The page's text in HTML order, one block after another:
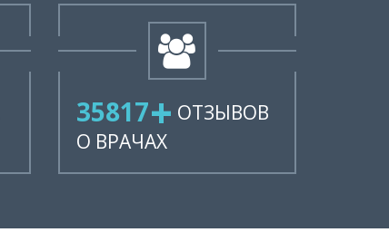
41888
ОТЗЫВОВ
О ВРАЧАХ